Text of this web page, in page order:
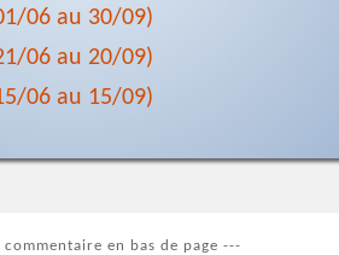
06 au 30/09)
06 au 20/09)
06 au 15/09)
en bas de page ---